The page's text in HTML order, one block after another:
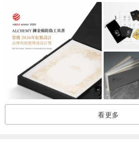
[links]
back issues
pinkoi.com/store/
看更多